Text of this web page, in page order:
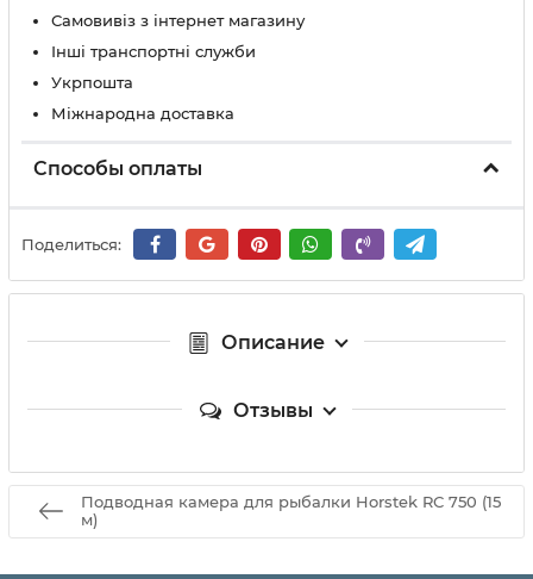
Самовивіз з інтернет магазину
Інші транспортні служби
Укрпошта
Міжнародна доставка
Способы оплаты
Поделиться:
Описание
Отзывы
Подводная камера для рыбалки Horstek RС 750 (15
м)